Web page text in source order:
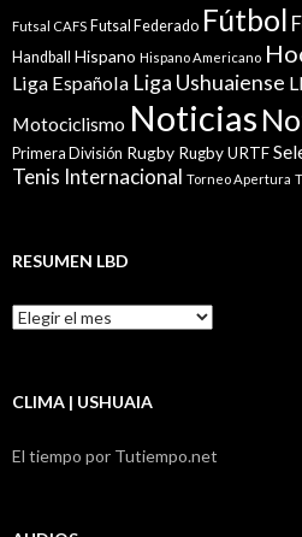
Futsal CAFS Futsal Federado Fútbol
Handball Hispano Hispano Americano
Liga Española Liga Ushuaiense
Motociclismo Noticias
Primera División Rugby Rugby URTF
Tenis Internacional Torneo Apertura
RESUMEN LBD
Resumen
LBD
CLIMA | USHUAIA
El tiempo por Tutiempo.net